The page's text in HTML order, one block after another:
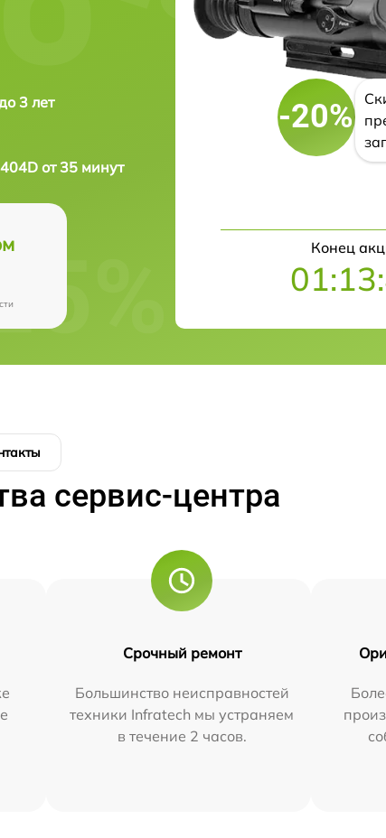
3 лет
от 35 минут
-20%
Конец
сервис-центра
Срочный ремонт
Большинство неисправностей
техники Infratech мы устраняем
в течение 2 часов.